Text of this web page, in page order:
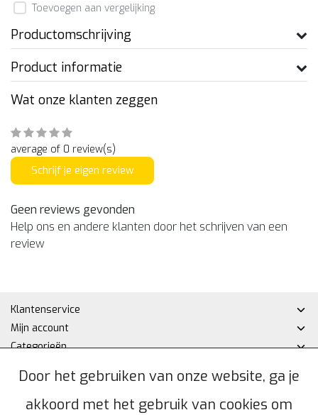
Toevoegen aan vergelijking
Productomschrijving
Product informatie
Wat onze klanten zeggen
average of 0 review(s)
Schrijf je eigen review
Geen reviews gevonden
Help ons en andere klanten door het schrijven van een
review
Klantenservice
Mijn account
Categorieën
© Copyright 2026 - Hakan DHZ | Realisatie InStijl Media
Door het gebruiken van onze website, ga je
akkoord met het gebruik van cookies om